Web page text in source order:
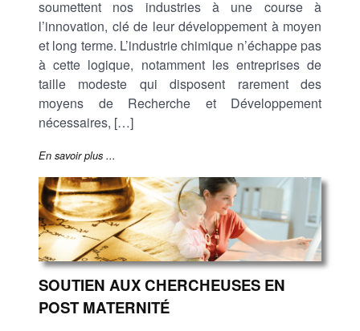
soumettent nos industries à une course à
l’innovation, clé de leur développement à moyen
et long terme. L’industrie chimique n’échappe pas
à cette logique, notamment les entreprises de
taille modeste qui disposent rarement des
moyens de Recherche et Développement
nécessaires, […]
En savoir plus ...
SOUTIEN AUX CHERCHEUSES EN
POST MATERNITÉ